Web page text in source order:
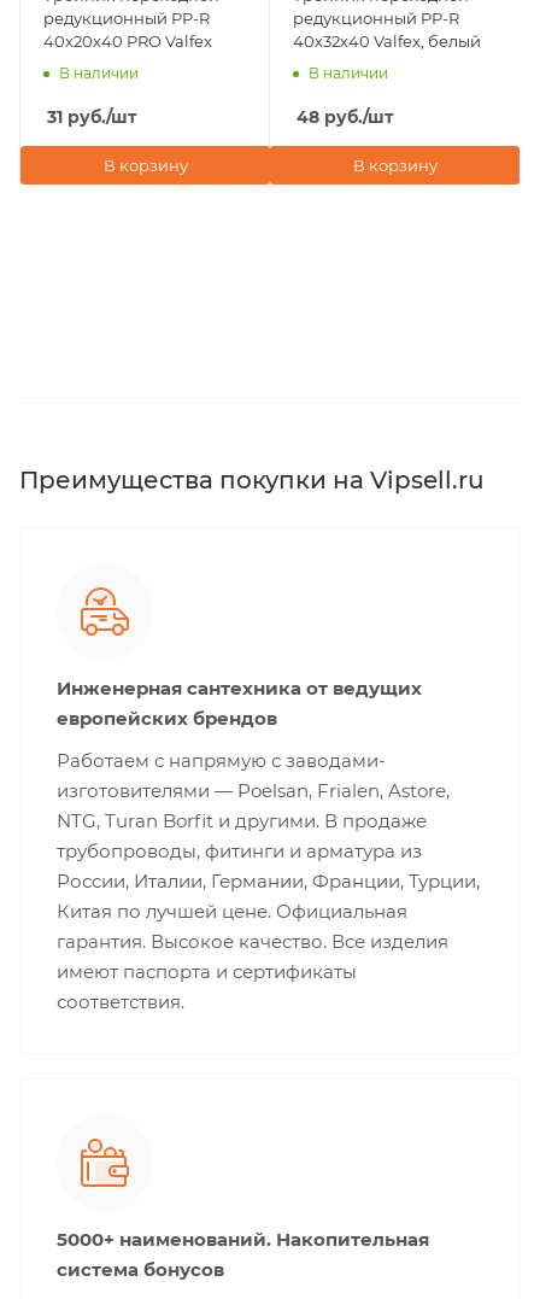
редукционный PP-R
40х20х40 PRO Valfex
В наличии
31 руб./шт
В корзину
редукционный PP-R
40х32х40 Valfex, белый
В наличии
48 руб./шт
В корзину
Преимущества покупки на Vipsell.ru
Инженерная сантехника от ведущих
европейских брендов
Работаем с напрямую с заводами-
изготовителями — Poelsan, Frialen, Astore,
NTG, Turan Borfit и другими. В продаже
трубопроводы, фитинги и арматура из
России, Италии, Германии, Франции, Турции,
Китая по лучшей цене. Официальная
гарантия. Высокое качество. Все изделия
имеют паспорта и сертификаты
соответствия.
5000+ наименований. Накопительная
система бонусов